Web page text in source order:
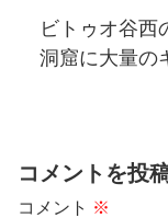
ビトゥオ谷西
洞窟に大量の
コメントを投
コメント ※